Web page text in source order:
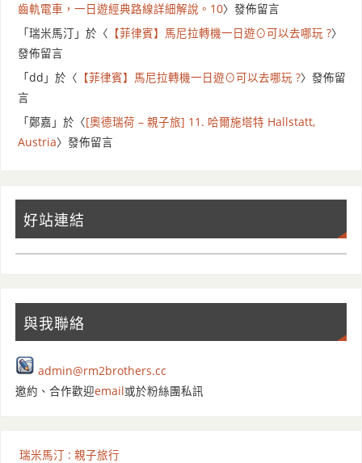
齒軌電車，一日遊經典路線詳細解說。10〉發佈留言
「瑞米馬汀 」於〈 【菲律賓】馬尼拉轉機一日遊⊙可以去哪玩 ?〉
發佈留言
「dd 」於〈 【菲律賓】馬尼拉轉機一日遊⊙可以去哪玩 ?〉發佈留
言
「鄭嘉 」於〈[奧德瑞荷 – 親子旅] 11. 哈爾施塔特 Hallstatt,
Austria〉發佈留言
好站連結
與我聯絡
admin@rm2brothers.cc
邀約、合作歡迎email 或於粉絲團私訊
瑞米馬汀 : 親子旅行